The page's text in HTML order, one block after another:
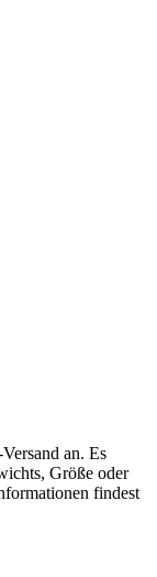
an. Es
Größe oder
findest